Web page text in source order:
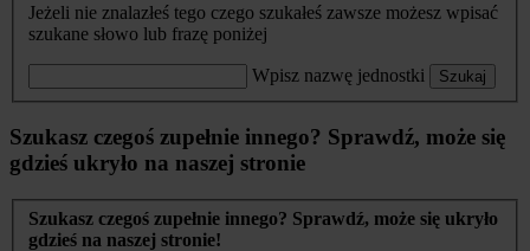
Jeżeli nie znalazłeś tego czego szukałeś zawsze możesz wpisać
szukane słowo lub frazę poniżej
Wpisz nazwę jednostki Szukaj
Szukasz czegoś zupełnie innego? Sprawdź, może się
gdzieś ukryło na naszej stronie
Szukasz czegoś zupełnie innego? Sprawdź, może się ukryło
gdzieś na naszej stronie!